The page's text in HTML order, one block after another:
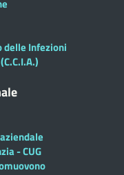
delle Infezioni
- CUG